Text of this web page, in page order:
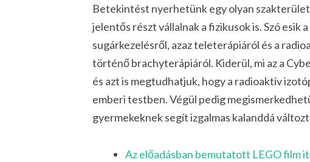
Betekintést nyerhetünk egy olyan
jelentős részt vállalnak a fizikusok is. Szó esik
sugárkezelésről, azaz teleterápiáról és a
történő brachyterápiáról. Kiderül, mi az a
és azt is megtudhatjuk, hogy a radioaktív
emberi testben. Végül pedig
gyermekeknek segít izgalmas kalanddá
Az előadásban bemutatott LEGO film